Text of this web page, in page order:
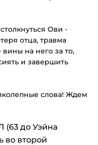
Ови -
отца, травма
на него за то,
и завершить
слова! Ждем
(63 до Уэйна
во второй